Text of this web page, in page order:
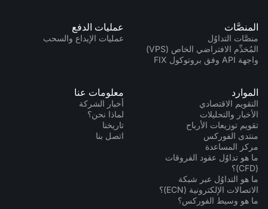
المنصَّات
منصَّات التداوُل
المُخدِّم الافتراضي الخاص (VPS)
واجهة API وفق بروتوكول FIX
عمليات الدفع
عمليات الإيداع والسحب
الموارد
التقويم الاقتصادي
الأخبار والتحليلات
تقويم توزيعات الأرباح
منتدى الفوركس
مركز المساعدة
ما هو تداوُل عقود الفروقات
(CFD)؟
ما هو التداوُل عبر شبكة
الاتصالات الإلكترونية (ECN)؟
ما هو وسيط الفوركس؟
معلومات عنا
أخبار الشركة
لماذا نحن؟
تاريخنا
اتصل بنا